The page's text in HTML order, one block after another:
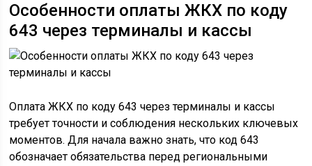
Особенности оплаты ЖКХ по коду
643 через терминалы и кассы
Оплата ЖКХ по коду 643 через терминалы и кассы
требует точности и соблюдения нескольких ключевых
моментов. Для начала важно знать, что код 643
обозначает обязательства перед региональными